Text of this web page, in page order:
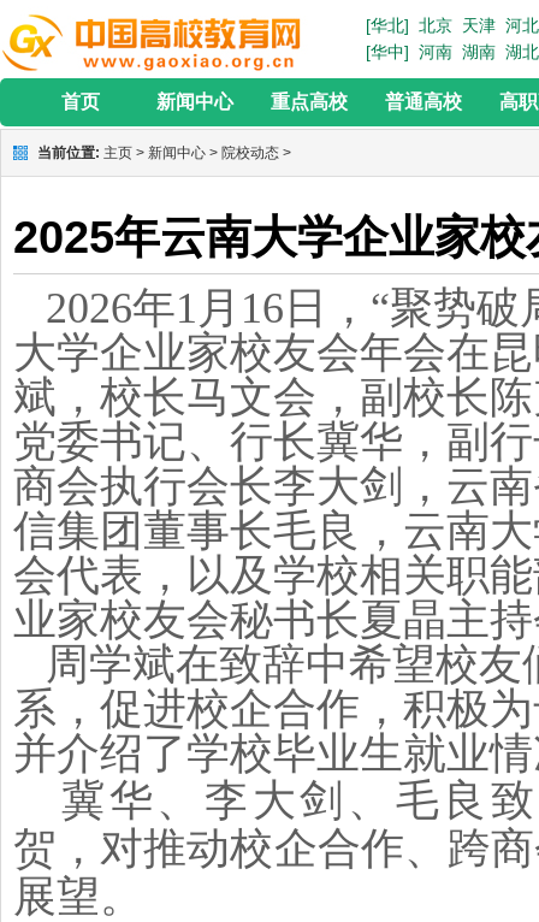
[华北] 北京 天津 河北
[华中] 河南 湖南 湖北
首页 新闻中心 重点高校 普通高校 高
当前位置: 主页 > 新闻中心 > 院校动态 >
2025年云南大学企业家
2026年1月16日，“聚势破
大学企业家校友会年会在
斌，校长马文会，副校长
党委书记、行长冀华，副
商会执行会长李大剑，云
信集团董事长毛良，云南
会代表，以及学校相关职
业家校友会秘书长夏晶主
周学斌在致辞中希望校
系，促进校企合作，积极
并介绍了学校毕业生就业
冀华、李大剑、毛良
贺，对推动校企合作、跨
展望。